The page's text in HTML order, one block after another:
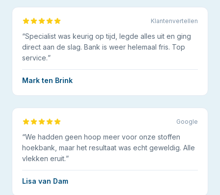
Klantenvertellen
“Specialist was keurig op tijd, legde alles uit en ging
direct aan de slag. Bank is weer helemaal fris. Top
service.”
Mark ten Brink
Google
“We hadden geen hoop meer voor onze stoffen
hoekbank, maar het resultaat was echt geweldig. Alle
vlekken eruit.”
Lisa van Dam